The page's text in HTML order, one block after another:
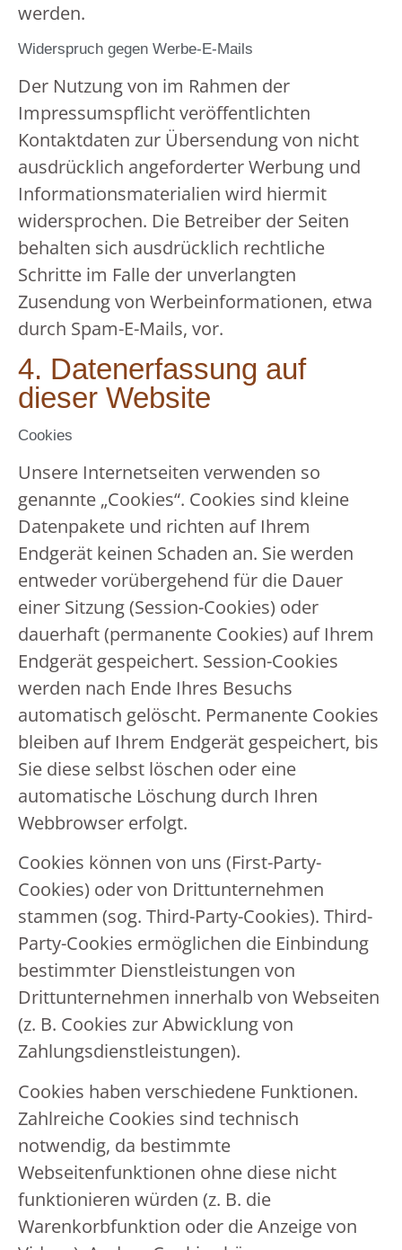
werden.
Widerspruch gegen Werbe-E-Mails
Der Nutzung von im Rahmen der
Impressumspflicht veröffentlichten
Kontaktdaten zur Übersendung von nicht
ausdrücklich angeforderter Werbung und
Informationsmaterialien wird hiermit
widersprochen. Die Betreiber der Seiten
behalten sich ausdrücklich rechtliche
Schritte im Falle der unverlangten
Zusendung von Werbeinformationen, etwa
durch Spam-E-Mails, vor.
4. Datenerfassung auf
dieser Website
Cookies
Unsere Internetseiten verwenden so
genannte „Cookies“. Cookies sind kleine
Datenpakete und richten auf Ihrem
Endgerät keinen Schaden an. Sie werden
entweder vorübergehend für die Dauer
einer Sitzung (Session-Cookies) oder
dauerhaft (permanente Cookies) auf Ihrem
Endgerät gespeichert. Session-Cookies
werden nach Ende Ihres Besuchs
automatisch gelöscht. Permanente Cookies
bleiben auf Ihrem Endgerät gespeichert, bis
Sie diese selbst löschen oder eine
automatische Löschung durch Ihren
Webbrowser erfolgt.
Cookies können von uns (First-Party-
Cookies) oder von Drittunternehmen
stammen (sog. Third-Party-Cookies). Third-
Party-Cookies ermöglichen die Einbindung
bestimmter Dienstleistungen von
Drittunternehmen innerhalb von Webseiten
(z. B. Cookies zur Abwicklung von
Zahlungsdienstleistungen).
Cookies haben verschiedene Funktionen.
Zahlreiche Cookies sind technisch
notwendig, da bestimmte
Webseitenfunktionen ohne diese nicht
funktionieren würden (z. B. die
Warenkorbfunktion oder die Anzeige von